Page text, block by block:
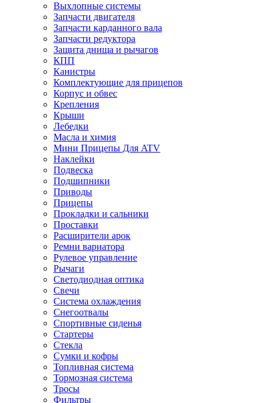
Выхлопные системы
Запчасти двигателя
Запчасти карданного вала
Запчасти редуктора
Защита днища и рычагов
КПП
Канистры
Комплектующие для прицепов
Корпус и обвес
Крепления
Крыши
Лебедки
Масла и химия
Мини Прицепы Для ATV
Наклейки
Подвеска
Подшипники
Приводы
Прицепы
Прокладки и сальники
Проставки
Расширители арок
Ремни вариатора
Рулевое управление
Рычаги
Светодиодная оптика
Свечи
Система охлаждения
Снегоотвалы
Спортивные сиденья
Стартеры
Стекла
Сумки и кофры
Топливная система
Тормозная система
Тросы
Фильтры